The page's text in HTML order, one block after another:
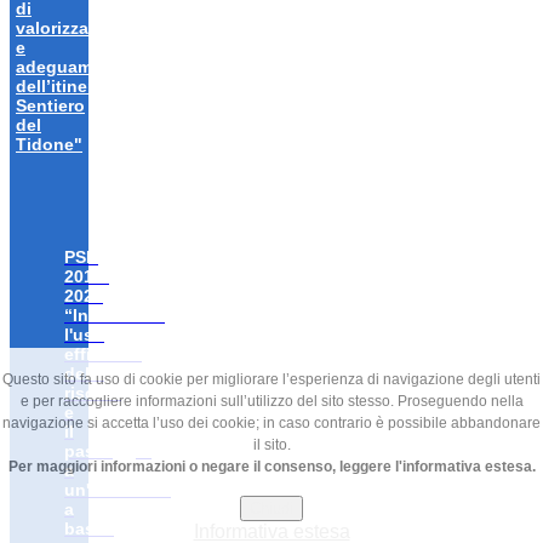
di
valorizzazione
e
adeguamento
dell’itinerario
Sentiero
del
Tidone"
PSR
2014-
2020
“Incentivare
l'uso
efficiente
delle
risorse
e
il
passaggio
a
un'economia
a
bassa
Questo sito fa uso di cookie per migliorare l’esperienza di navigazione degli utenti
e per raccogliere informazioni sull’utilizzo del sito stesso. Proseguendo nella
navigazione si accetta l’uso dei cookie; in caso contrario è possibile abbandonare
il sito.
Per maggiori informazioni o negare il consenso, leggere l'informativa estesa.